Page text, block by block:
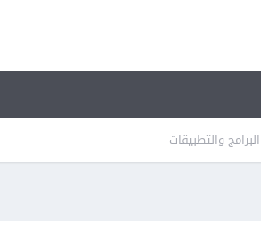
البرامج والتطبيقات